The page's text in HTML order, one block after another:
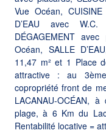
Vue Océan,
D’EAU avec
DÉGAGEMENT
Océan, SALLE
11,47 m² et 1 Place
attractive : au
copropriété front de
LACANAU-OCÉAN,
plage, à 6 Km du
Rentabilité locative =